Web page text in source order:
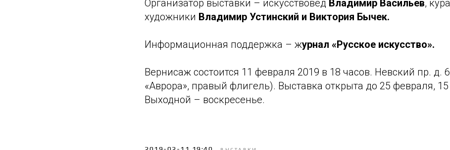
Организатор выставки – искусствовед Владимир Васильев,
художники Владимир Устинский и Виктория Бычек.
Информационная поддержка – журнал «Русское искусство».
Вернисаж состоится 11 февраля 2019 в 18 часов. Невский пр. д.
«Аврора», правый флигель). Выставка открыта до 25 февраля,
Выходной – воскресенье.